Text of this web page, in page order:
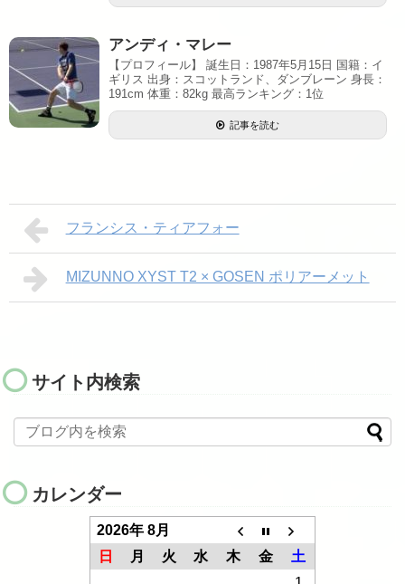
アンディ・マレー
【プロフィール】 誕生日：1987年5月15日 国籍：イ
ギリス 出身：スコットランド、ダンブレーン 身長：
191cm 体重：82kg 最高ランキング：1位
記事を読む
フランシス・ティアフォー
MIZUNNO XYST T2 × GOSEN ポリアーメット
サイト内検索
カレンダー
2026年 8月
日
月 火 水 木 金
土